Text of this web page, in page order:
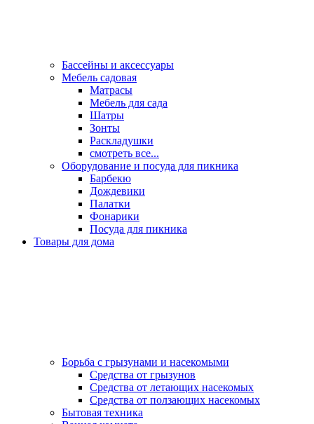
Бассейны и аксессуары
Мебель садовая
Матрасы
Мебель для сада
Шатры
Зонты
Раскладушки
смотреть все...
Оборудование и посуда для пикника
Барбекю
Дождевики
Палатки
Фонарики
Посуда для пикника
Товары для дома
Борьба с грызунами и насекомыми
Средства от грызунов
Средства от летающих насекомых
Средства от ползающих насекомых
Бытовая техника